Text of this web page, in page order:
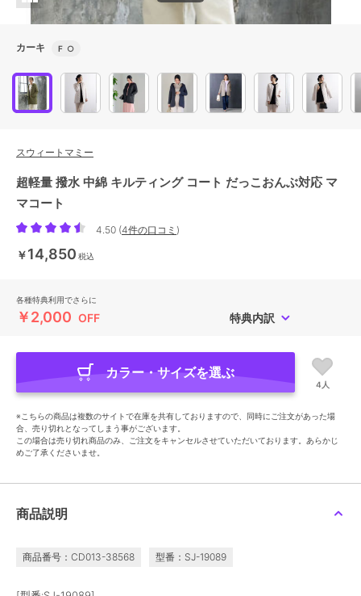
カーキ F ○
スウィートマミー
超軽量 撥水 中綿 キルティング コート だっこおんぶ対応 マ
マコート
4.50 (4件の口コミ )
￥14,850 税込
各種特典利用でさらに
￥2,000 OFF 特典内訳
カラー・サイズを選ぶ
4人
※こちらの商品は複数のサイトで在庫を共有しておりますので、同時にご注文があった場
合、売り切れとなってしまう事がございます。
この場合は売り切れ商品のみ、ご注文をキャンセルさせていただいております。あらかじ
めご了承くださいませ。
商品説明
商品番号：CD013-38568 型番：SJ-19089